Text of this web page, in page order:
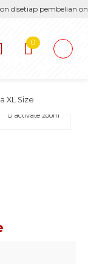
disetiap pembelian
0
XL Size
activate zoom